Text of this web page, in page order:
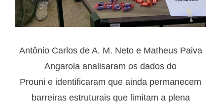
Antônio Carlos de A. M. Neto e Matheus Paiva
Angarola analisaram os dados do
Prouni e identificaram que ainda permanecem
barreiras estruturais que limitam a plena